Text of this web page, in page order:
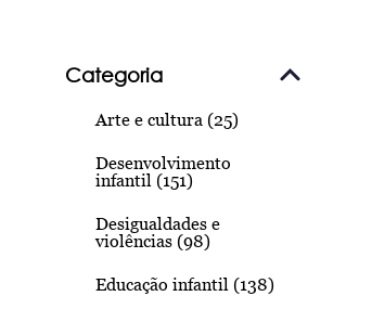
Categoria
Arte e cultura (25)
Desenvolvimento
infantil (151)
Desigualdades e
violências (98)
Educação infantil (138)